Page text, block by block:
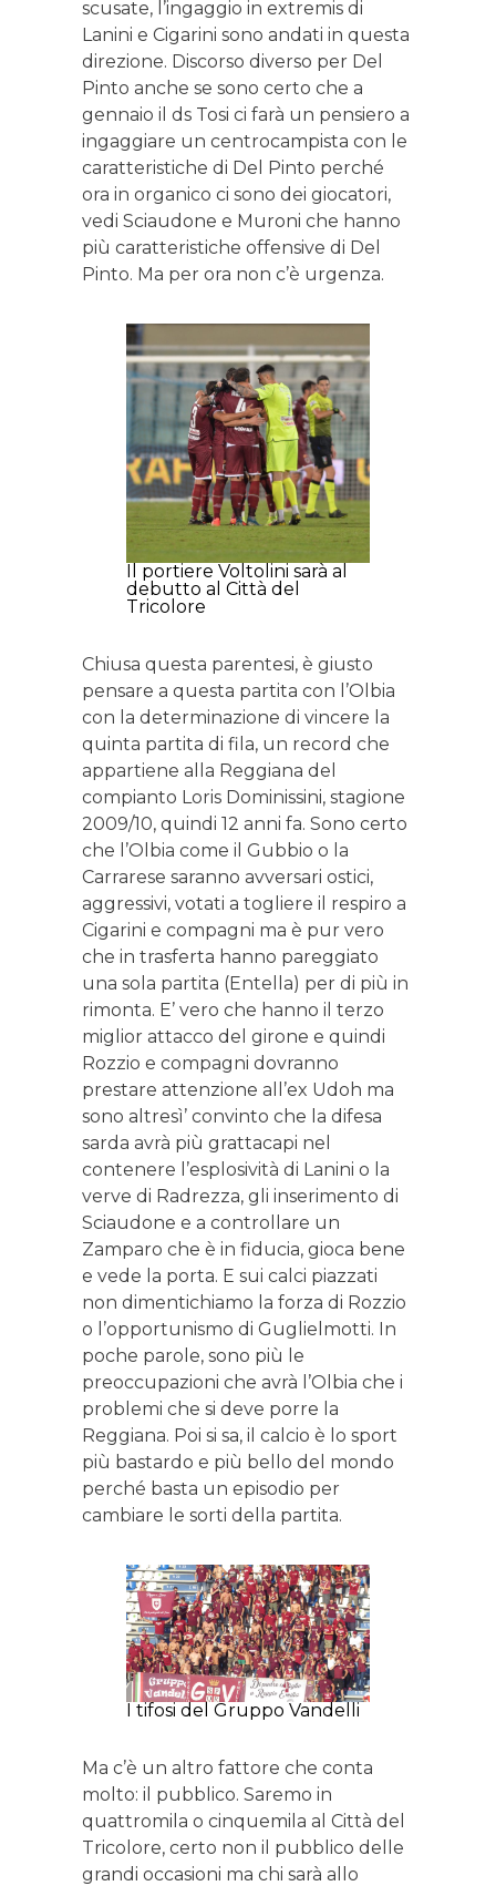
scusate, l’ingaggio in extremis di
Lanini e Cigarini sono andati in questa
direzione. Discorso diverso per Del
Pinto anche se sono certo che a
gennaio il ds Tosi ci farà un pensiero a
ingaggiare un centrocampista con le
caratteristiche di Del Pinto perché
ora in organico ci sono dei giocatori,
vedi Sciaudone e Muroni che hanno
più caratteristiche offensive di Del
Pinto. Ma per ora non c’è urgenza.
Il portiere Voltolini sarà al
debutto al Città del
Tricolore
Chiusa questa parentesi, è giusto
pensare a questa partita con l’Olbia
con la determinazione di vincere la
quinta partita di fila, un record che
appartiene alla Reggiana del
compianto Loris Dominissini, stagione
2009/10, quindi 12 anni fa. Sono certo
che l’Olbia come il Gubbio o la
Carrarese saranno avversari ostici,
aggressivi, votati a togliere il respiro a
Cigarini e compagni ma è pur vero
che in trasferta hanno pareggiato
una sola partita (Entella) per di più in
rimonta. E’ vero che hanno il terzo
miglior attacco del girone e quindi
Rozzio e compagni dovranno
prestare attenzione all’ex Udoh ma
sono altresì’ convinto che la difesa
sarda avrà più grattacapi nel
contenere l’esplosività di Lanini o la
verve di Radrezza, gli inserimento di
Sciaudone e a controllare un
Zamparo che è in fiducia, gioca bene
e vede la porta. E sui calci piazzati
non dimentichiamo la forza di Rozzio
o l’opportunismo di Guglielmotti. In
poche parole, sono più le
preoccupazioni che avrà l’Olbia che i
problemi che si deve porre la
Reggiana. Poi si sa, il calcio è lo sport
più bastardo e più bello del mondo
perché basta un episodio per
cambiare le sorti della partita.
I tifosi del Gruppo Vandelli
Ma c’è un altro fattore che conta
molto: il pubblico. Saremo in
quattromila o cinquemila al Città del
Tricolore, certo non il pubblico delle
grandi occasioni ma chi sarà allo